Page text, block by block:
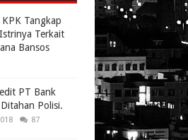
Tangkap
Terkait
Bansos
PT Bank
Polisi.
87